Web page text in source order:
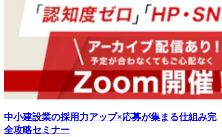
中小建設業の採用力アップ×応募が集まる仕組み完
全攻略セミナー